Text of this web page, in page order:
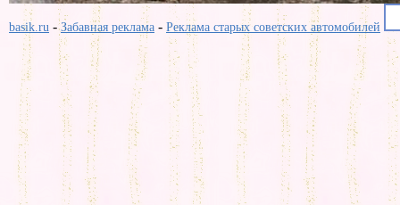
basik.ru -Забавная реклама - Реклама старых советских автомобилей